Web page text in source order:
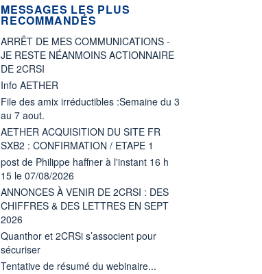
MESSAGES LES PLUS
RECOMMANDÉS
ARRÊT DE MES COMMUNICATIONS -
JE RESTE NÉANMOINS ACTIONNAIRE
DE 2CRSI
Info AETHER
File des amix irréductibles :Semaine du 3
au 7 aout.
AETHER ACQUISITION DU SITE FR
SXB2 : CONFIRMATION / ETAPE 1
post de Philippe haffner à l'instant 16 h
15 le 07/08/2026
ANNONCES À VENIR DE 2CRSI : DES
CHIFFRES & DES LETTRES EN SEPT
2026
Quanthor et 2CRSi s’associent pour
sécuriser
Tentative de résumé du webinaire...